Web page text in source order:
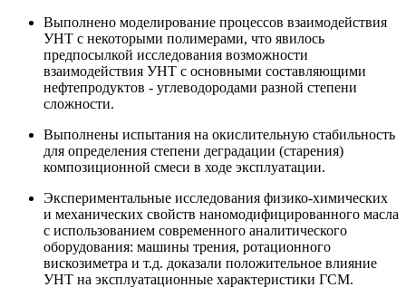
Выполнено моделирование процессов взаимодействия
УНТ с некоторыми полимерами, что явилось
предпосылкой исследования возможности
взаимодействия УНТ с основными составляющими
нефтепродуктов - углеводородами разной степени
сложности.
Выполнены испытания на окислительную стабильность
для определения степени деградации (старения)
композиционной смеси в ходе эксплуатации.
Экспериментальные исследования физико-химических
и механических свойств наномодифицированного масла
с использованием современного аналитического
оборудования: машины трения, ротационного
вискозиметра и т.д. доказали положительное влияние
УНТ на эксплуатационные характеристики ГСМ.